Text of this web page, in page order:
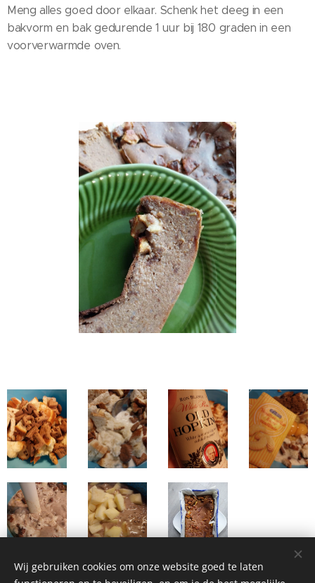
Meng alles goed door elkaar. Schenk het deeg in een
bakvorm en bak gedurende 1 uur bij 180 graden in een
voorverwarmde oven.
Wij gebruiken cookies om onze website goed te laten